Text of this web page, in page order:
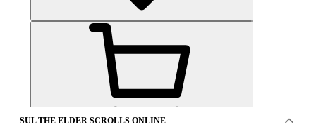
SUL THE ELDER SCROLLS ONLINE